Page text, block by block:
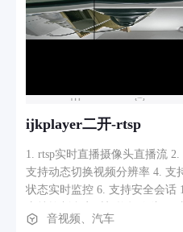
各种尺寸和分辨率的液晶显示屏和拼接屏。
式，如视频、图片、音频、文字
YouTube Live、流媒体视频、
ijkplayer二开-rtsp
1. rtsp实时直播摄像头直播流
支持动态切换视频分辨率 4. 支
状态实时监控 6. 支持安全会话 1. rtsp实时直播摄像头直播流 2.
持获取当前带宽 5. 支持摄像头
音视频、汽车